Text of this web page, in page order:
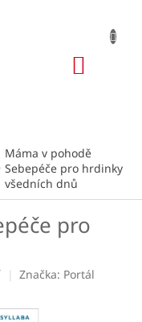
Máma v pohodě
Sebepéče pro hrdinky
všedních dnů
pro
Značka: Portál